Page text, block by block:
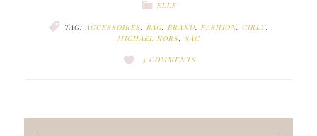
ELLE
TAG: ACCESSOIRES BAG BRAND FASHION, GIRLY
MICHAEL KORS, SAC
3 COMMENTS